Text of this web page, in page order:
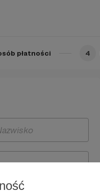
płatności 4